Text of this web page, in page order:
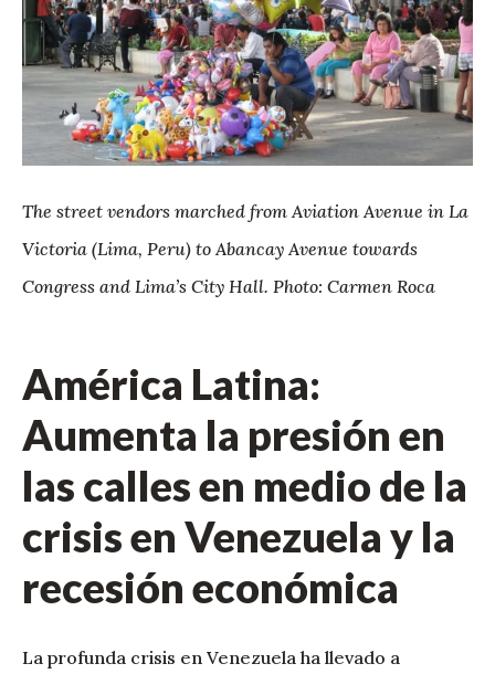
The street vendors marched from Aviation Avenue in La
Victoria (Lima, Peru) to Abancay Avenue towards
Congress and Lima’s City Hall. Photo: Carmen Roca
América Latina:
Aumenta la presión en
las calles en medio de la
crisis en Venezuela y la
recesión económica
La profunda crisis en Venezuela ha llevado a